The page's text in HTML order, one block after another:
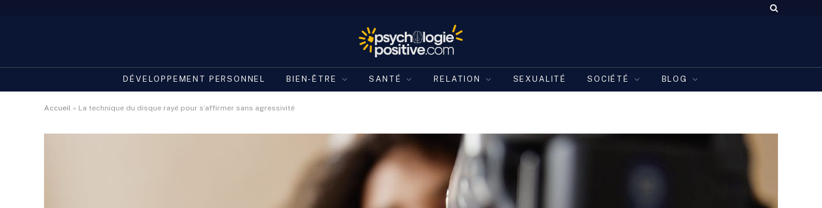
DÉVELOPPEMENT PERSONNEL BIEN-ÊTRE SANTÉ RELATION SEXUALITÉ SOCIÉTÉ BLOG
Accueil » La technique du disque rayé pour s’affirmer sans agressivité